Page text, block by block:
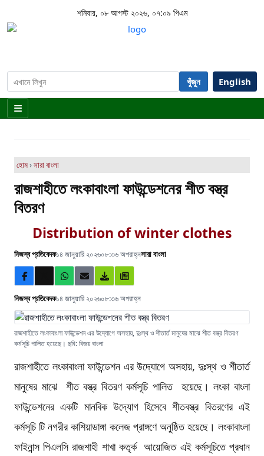
শনিবার, ০৮ আগস্ট ২০২৬, ০৭:০৯ পিএম
খুঁজুন English
হোম›সারা বাংলা
রাজশাহীতে লংকাবাংলা ফাউন্ডেশনের শীত বস্ত্র
বিতরণ
Distribution of winter clothes
নিজস্ব প্রতিবেদক১৪ জানুয়ারি ২০২৬০৮:৩৬ অপরাহ্নসারা বাংলা
নিজস্ব প্রতিবেদক১৪ জানুয়ারি ২০২৬০৮:৩৬ অপরাহ্ন
রাজশাহীতে লংকাবাংলা ফাউন্ডেশন এর উদ্যোগে অসহায়, দুঃস্থ ও শীতার্ত মানুষের মাঝে শীত বস্ত্র বিতরণ
কর্মসূচি পালিত হয়েছে। ছবি: বিজয় বাংলা
রাজশাহীতে লংকাবাংলা ফাউন্ডেশন এর উদ্যোগে অসহায়, দুঃস্থ ও শীতার্ত
মানুষের মাঝে শীত বস্ত্র বিতরণ কর্মসূচি পালিত হয়েছে। লংকা বাংলা
ফাউন্ডেশনের একটি মানবিক উদ্যোগ হিসেবে শীতবস্ত্র বিতরণের এই
কর্মসূচি টি নগরীর কাশিয়াডাঙ্গা কলেজ প্রাঙ্গণে অনুষ্ঠিত হয়েছে। লংকাবাংলা
ফাইনান্স পিএলসি রাজশাহী শাখা কতৃর্ক আয়োজিত এই কর্মসূচিতে প্রধান